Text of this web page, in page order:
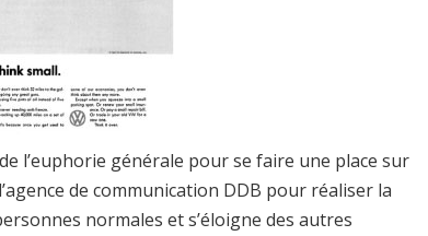
l’euphorie générale pour se faire une place sur
de communication DDB pour réaliser la
normales et s’éloigne des autres